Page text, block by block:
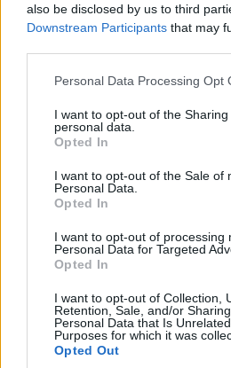
also be disclosed by us to third
Downstream Participants that may
Please note that this website/app
not limited to your visit or usage
grant or deny consent to Google
use your data for below specified
consent section.
Personal Data Processing Opt
I want to opt-out of the
personal data.
Opted In
I want to opt-out of the Sale of
Personal Data.
Opted In
I want to opt-out of processing
Personal Data for Targeted
Opted In
I want to opt-out of Collection,
Retention, Sale, and/or
Personal Data that Is
Purposes for which it was
Opted Out
Παναγία Σουμελά: Το
12/07/2026 - 12:29μμ